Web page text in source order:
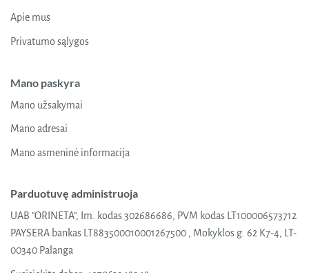
page
Apie mus
Privatumo sąlygos
Mano paskyra
Mano užsakymai
Mano adresai
Mano asmeninė informacija
Parduotuvę administruoja
UAB "ORINETA", Im. kodas 302686686, PVM kodas LT100006573712
PAYSERA bankas LT883500010001267500 , Mokyklos g. 62 K7-4, LT-
00340 Palanga